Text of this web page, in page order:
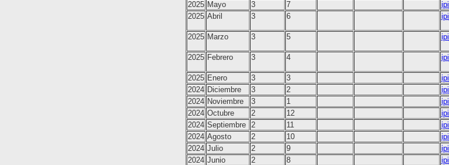
2025 Mayo 3 7
2025 Abril 3 6
2025 Marzo 3 5
2025 Febrero 3 4
2025 Enero 3 3
2024 Diciembre 3 2
2024 Noviembre 3 1
2024 Octubre 2 12
2024 Septiembre 2 11
2024 Agosto 2 10
2024 Julio 2 9
2024 Junio 2 8